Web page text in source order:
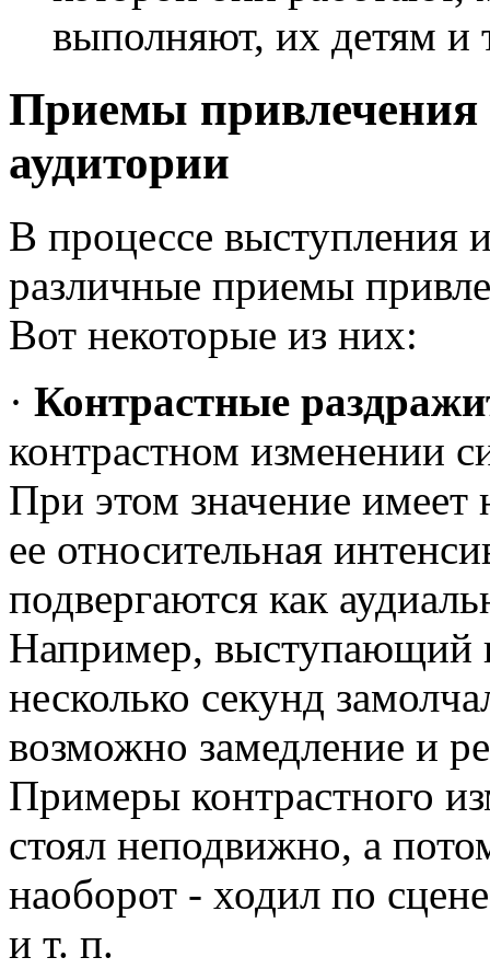
выполняют, их детям и
Приемы
аудитории
В процессе выступления
различные приемы
Вот некоторые из них:
· Контрастные
контрастном изменении
При этом значение имеет
ее относительная
подвергаются как
Например, выступающий
несколько секунд
возможно замедление и
Примеры контрастного
стоял неподвижно, а
наоборот - ходил по
и т. п.